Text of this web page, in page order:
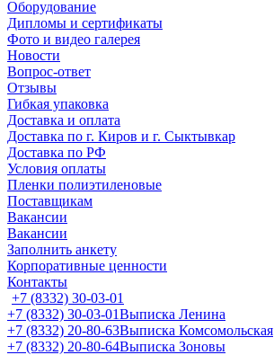
Оборудование
Дипломы и сертификаты
Фото и видео галерея
Новости
Вопрос-ответ
Отзывы
Гибкая упаковка
Доставка и оплата
Доставка по г. Киров и г. Сыктывкар
Доставка по РФ
Условия оплаты
Пленки полиэтиленовые
Поставщикам
Вакансии
Вакансии
Заполнить анкету
Корпоративные ценности
Контакты
+7 (8332) 30-03-01
+7 (8332) 30-03-01Выписка Ленина
+7 (8332) 20-80-63Выписка Комсомольская
+7 (8332) 20-80-64Выписка Зоновы